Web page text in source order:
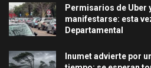
Permisarios de Uber
manifestarse: esta
Departamental
Inumet advierte por